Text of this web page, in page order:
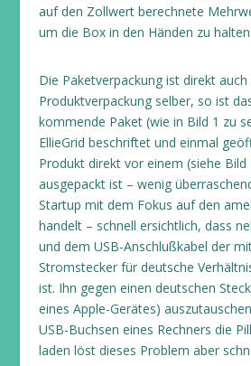
auf den Zollwert berechnete
um die Box in den Händen zu halten.
Die Paketverpackung ist direkt auch
Produktverpackung selber, so ist
kommende Paket (wie in Bild 1 zu
EllieGrid beschriftet und einmal
Produkt direkt vor einem (siehe Bild
ausgepackt ist – wenig
Startup mit dem Fokus auf den
handelt – schnell ersichtlich, dass
und dem USB-Anschlußkabel der
Stromstecker für deutsche
ist. Ihn gegen einen deutschen
eines Apple-Gerätes)
USB-Buchsen eines Rechners die
laden löst dieses Problem aber